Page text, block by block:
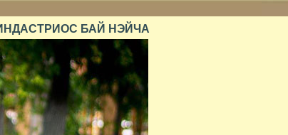
БАЙ НЭЙЧА